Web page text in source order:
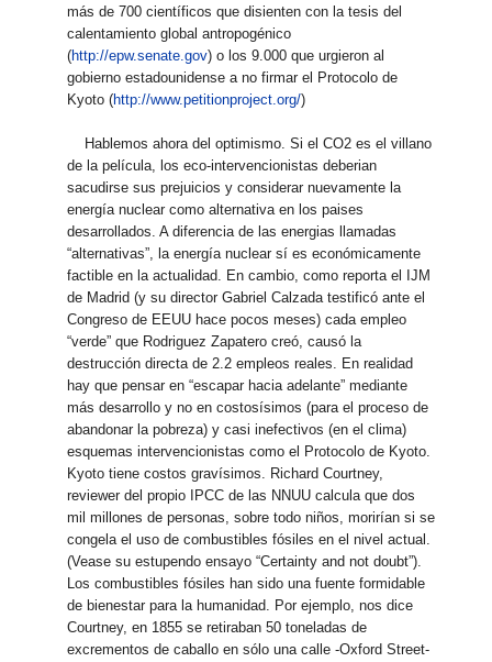
más de 700 científicos que disienten con la tesis del
calentamiento global antropogénico
(http://epw.senate.gov) o los 9.000 que urgieron al
gobierno estadounidense a no firmar el Protocolo de
Kyoto (http://www.petitionproject.org/)
Hablemos ahora del optimismo. Si el CO2 es el villano
de la película, los eco-intervencionistas deberian
sacudirse sus prejuicios y considerar nuevamente la
energía nuclear como alternativa en los paises
desarrollados. A diferencia de las energias llamadas
“alternativas”, la energía nuclear sí es económicamente
factible en la actualidad. En cambio, como reporta el IJM
de Madrid (y su director Gabriel Calzada testificó ante el
Congreso de EEUU hace pocos meses) cada empleo
“verde” que Rodriguez Zapatero creó, causó la
destrucción directa de 2.2 empleos reales. En realidad
hay que pensar en “escapar hacia adelante” mediante
más desarrollo y no en costosísimos (para el proceso de
abandonar la pobreza) y casi inefectivos (en el clima)
esquemas intervencionistas como el Protocolo de Kyoto.
Kyoto tiene costos gravísimos. Richard Courtney,
reviewer del propio IPCC de las NNUU calcula que dos
mil millones de personas, sobre todo niños, morirían si se
congela el uso de combustibles fósiles en el nivel actual.
(Vease su estupendo ensayo “Certainty and not doubt”).
Los combustibles fósiles han sido una fuente formidable
de bienestar para la humanidad. Por ejemplo, nos dice
Courtney, en 1855 se retiraban 50 toneladas de
excrementos de caballo en sólo una calle -Oxford Street-